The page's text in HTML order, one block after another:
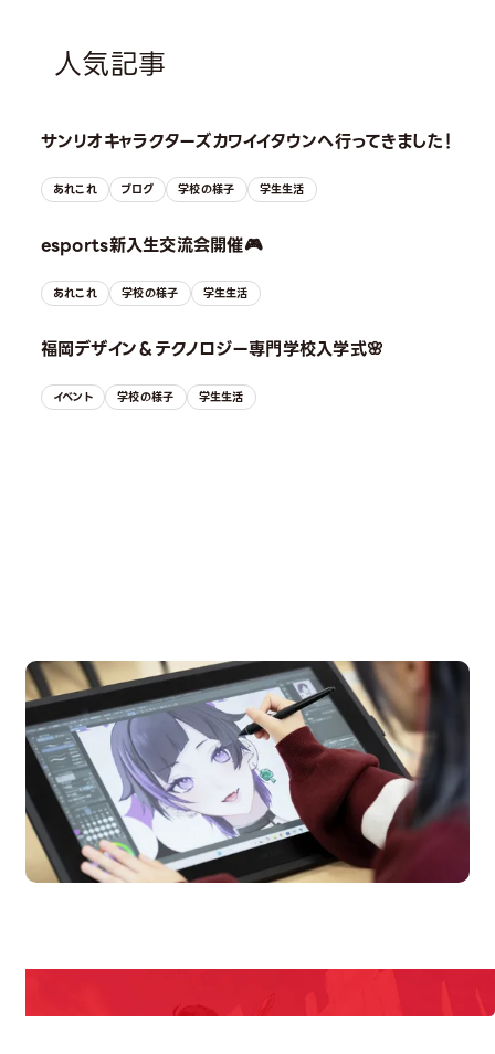
人気記事
サンリオキャラクターズカワイイタウンへ行ってきました！
あれこれ ブログ 学校の様子 学生生活
esports新入生交流会開催🎮
あれこれ 学校の様子 学生生活
福岡デザイン＆テクノロジー専門学校入学式🌸
イベント 学校の様子 学生生活
Campus Open